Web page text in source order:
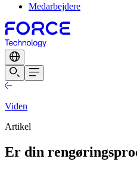
Medarbejdere
Viden
Artikel
Er din